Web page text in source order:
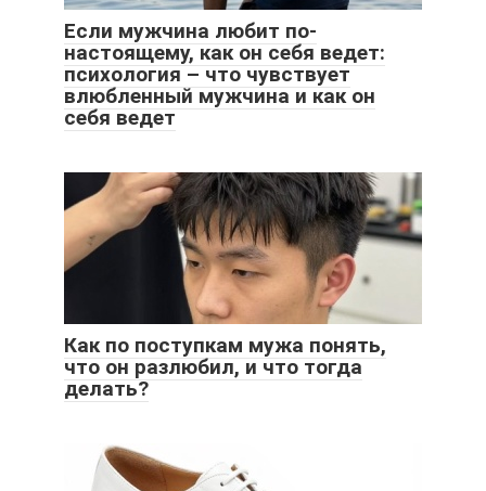
Если мужчина любит по-
настоящему, как он себя ведет:
психология – что чувствует
влюбленный мужчина и как он
себя ведет
Как по поступкам мужа понять,
что он разлюбил, и что тогда
делать?